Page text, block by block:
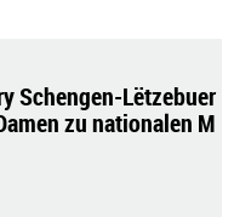
Schengen-Lëtzebuer
zu nationalen M